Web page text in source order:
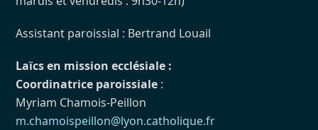
Assistant paroissial : Bertrand Louail
Laïcs en mission ecclésiale :
Coordinatrice paroissiale :
Myriam Chamois-Peillon
m.chamoispeillon@lyon.catholique.fr